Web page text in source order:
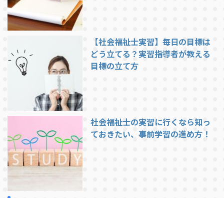
【社会福祉士実習】毎日の目標は
どう立てる？実習指導者が教える
目標の立て方
社会福祉士の実習に行くなら知っ
ておきたい、事前学習の進め方！